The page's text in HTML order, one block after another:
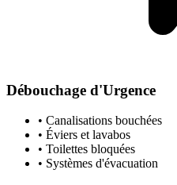
Débouchage d'Urgence
• Canalisations bouchées
• Éviers et lavabos
• Toilettes bloquées
• Systèmes d'évacuation